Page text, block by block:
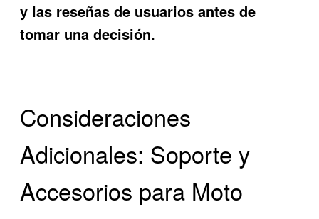
y las reseñas de usuarios antes de
tomar una decisión.
Consideraciones
Adicionales: Soporte y
Accesorios para Moto